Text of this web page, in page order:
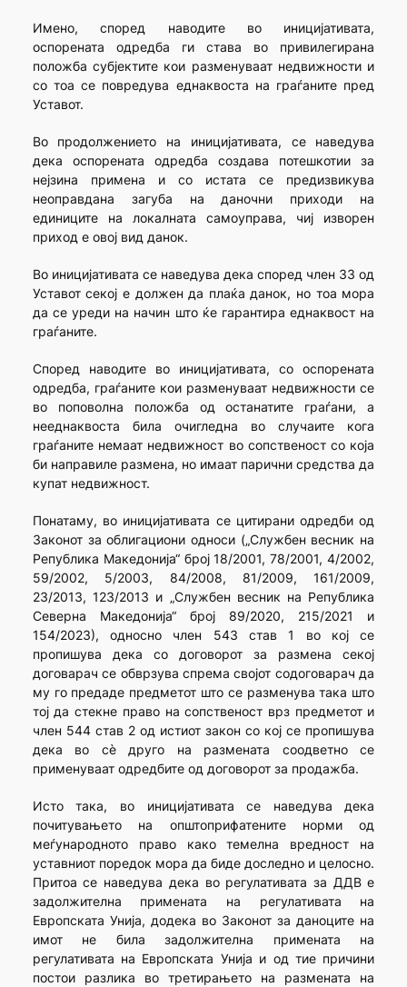
Имено, според наводите во иницијативата,
оспорената одредба ги става во привилегирана
положба субјектите кои разменуваат недвижности и
со тоа се повредува еднаквоста на граѓаните пред
Уставот.
Во продолжението на иницијативата, се наведува
дека оспорената одредба создава потешкотии за
нејзина примена и со истата се предизвикува
неоправдана загуба на даночни приходи на
единиците на локалната самоуправа, чиј изворен
приход е овој вид данок.
Во иницијативата се наведува дека според член 33 од
Уставот секој е должен да плаќа данок, но тоа мора
да се уреди на начин што ќе гарантира еднаквост на
граѓаните.
Според наводите во иницијативата, со оспорената
одредба, граѓаните кои разменуваат недвижности се
во поповолна положба од останатите граѓани, а
нееднаквоста била очигледна во случаите кога
граѓаните немаат недвижност во сопственост со која
би направиле размена, но имаат парични средства да
купат недвижност.
Понатаму, во иницијативата се цитирани одредби од
Законот за облигациони односи („Службен весник на
Република Македонија“ број 18/2001, 78/2001, 4/2002,
59/2002, 5/2003, 84/2008, 81/2009, 161/2009,
23/2013, 123/2013 и „Службен весник на Република
Северна Македонија“ број 89/2020, 215/2021 и
154/2023), односно член 543 став 1 во кој се
пропишува дека со договорот за размена секој
договарач се обврзува спрема својот содоговарач да
му го предаде предметот што се разменува така што
тој да стекне право на сопственост врз предметот и
член 544 став 2 од истиот закон со кој се пропишува
дека во сè друго на размената соодветно се
применуваат одредбите од договорот за продажба.
Исто така, во иницијативата се наведува дека
почитувањетo на општоприфатените норми од
меѓународното право како темелна вредност на
уставниот поредок мора да биде доследно и целосно.
Притоа се наведува дека во регулативата за ДДВ е
задолжителна примената на регулативата на
Европската Унија, додека во Законот за даноците на
имот не била задолжителна примената на
регулативата на Европската Унија и од тие причини
постои разлика во третирањето на размената на